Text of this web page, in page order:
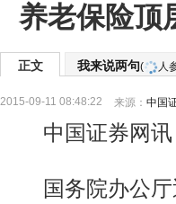
养老保险顶
正文 我来说两句( 人
2015-09-11 08:48:22 来源： 中国
中国证券网讯
国务院办公厅